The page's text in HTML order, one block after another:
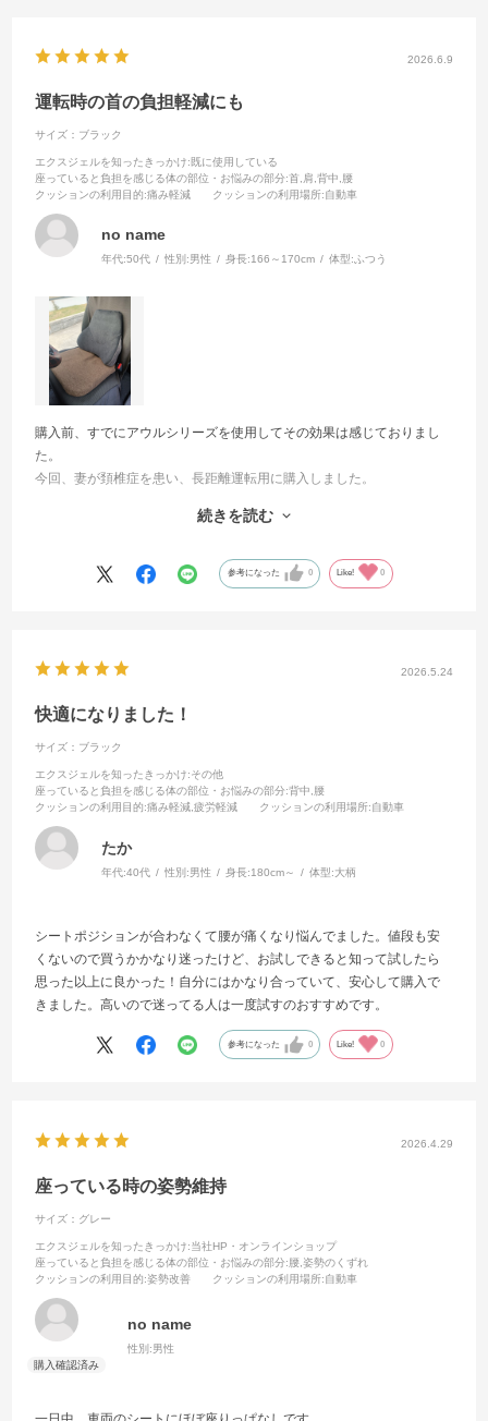
サンプルでシートパッドワイド46と組み合わせて使用した方が腰が楽
するといかんせん値段が…
れたらなぁという要望はある。
2026.6.9
運転時の首の負担軽減にも
サイズ：ブラック
エクスジェルを知ったきっかけ:既に使用している
座っていると負担を感じる体の部位・お悩みの部分:首,肩,背中,腰
クッションの利用目的:痛み軽減 クッションの利用場所:自動車
no name
年代:50代 性別:男性 身長:166～170cm 体型:ふつう
購入前、すでにアウルシリーズを使用してその効果は感じておりまし
た。
今回、妻が頚椎症を患い、長距離運転用に購入しました。
を利用してみたところ、痩せ型の妻にはハグドライブサポートパッド
背中や腰の不安定性もなくなり、運転が楽になったようです。
遠出もできそうと喜んでおりました。
続きを読む
参考になった 0 Like! 0
2026.5.24
快適になりました！
サイズ：ブラック
エクスジェルを知ったきっかけ:その他
座っていると負担を感じる体の部位・お悩みの部分:背中,腰
クッションの利用目的:痛み軽減,疲労軽減 クッションの利用場所:自動車
たか
年代:40代 性別:男性 身長:180cm～ 体型:大柄
シートポジションが合わなくて腰が痛くなり悩んでました。値段も安
くないので買うかかなり迷ったけど、お試しできると知って試したら
思った以上に良かった！自分にはかなり合っていて、安心して購入で
きました。高いので迷ってる人は一度試すのおすすめです。
参考になった 0 Like! 0
2026.4.29
座っている時の姿勢維持
サイズ：グレー
エクスジェルを知ったきっかけ:当社HP・オンラインショップ
座っていると負担を感じる体の部位・お悩みの部分:腰,姿勢のくずれ
クッションの利用目的:姿勢改善 クッションの利用場所:自動車
no name
性別:男性